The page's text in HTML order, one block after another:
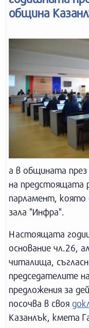
община
а в общината през
на предстоящата
парламент, която
зала "Инфра".
Настоящата
основание чл.26,
читалища,
председателите
предложения за
посочва в своя
Казанлък, кмета